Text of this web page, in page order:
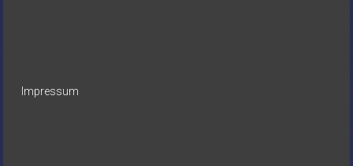
Impressum